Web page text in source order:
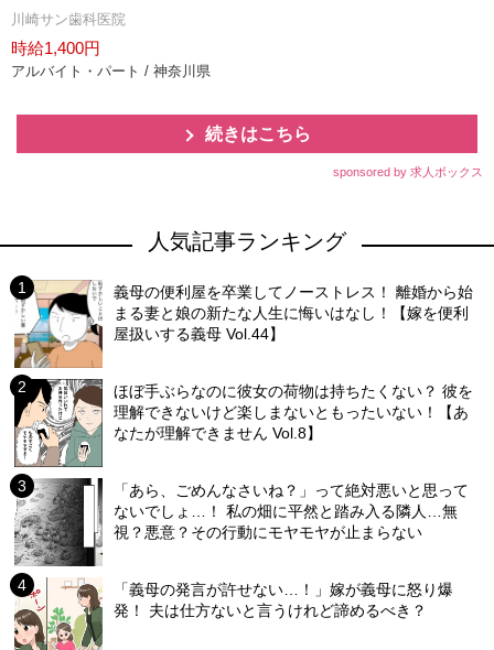
川崎サン歯科医院
時給1,400円
アルバイト・パート / 神奈川県
続きはこちら
sponsored by 求人ボックス
人気記事ランキング
義母の便利屋を卒業してノーストレス！ 離婚から始
まる妻と娘の新たな人生に悔いはなし！【嫁を便利
屋扱いする義母 Vol.44】
ほぼ手ぶらなのに彼女の荷物は持ちたくない？ 彼を
理解できないけど楽しまないともったいない！【あ
なたが理解できません Vol.8】
「あら、ごめんなさいね？」って絶対悪いと思って
ないでしょ…！ 私の畑に平然と踏み入る隣人…無
視？悪意？その行動にモヤモヤが止まらない
「義母の発言が許せない…！」嫁が義母に怒り爆
発！ 夫は仕方ないと言うけれど諦めるべき？